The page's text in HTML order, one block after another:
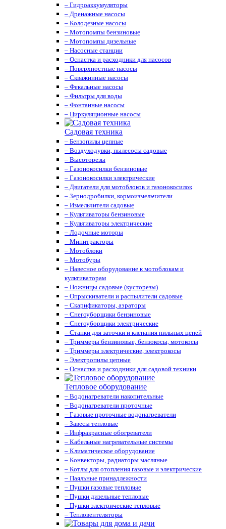
– Гидроаккумуляторы
– Дренажные насосы
– Колодезные насосы
– Мотопомпы бензиновые
– Мотопомпы дизельные
– Насосные станции
– Оснастка и расходники для насосов
– Поверхностные насосы
– Скважинные насосы
– Фекальные насосы
– Фильтры для воды
– Фонтанные насосы
– Циркуляционные насосы
Садовая техника
– Бензопилы цепные
– Воздуходувки, пылесосы садовые
– Высоторезы
– Газонокосилки бензиновые
– Газонокосилки электрические
– Двигатели для мотоблоков и газонокосилок
– Зернодробилки, кормоизмельчители
– Измельчители садовые
– Культиваторы бензиновые
– Культиваторы электрические
– Лодочные моторы
– Минитракторы
– Мотоблоки
– Мотобуры
– Навесное оборудование к мотоблокам и
культиваторам
– Ножницы садовые (кусторезы)
– Опрыскиватели и распылители садовые
– Скарификаторы, аэраторы
– Снегоуборщики бензиновые
– Снегоуборщики электрические
– Станки для заточки и клепания пильных цепей
– Триммеры бензиновые, бензокосы, мотокосы
– Триммеры электрические, электрокосы
– Электропилы цепные
– Оснастка и расходники для садовой техники
Тепловое оборудование
– Водонагреватели накопительные
– Водонагреватели проточные
– Газовые проточные водонагреватели
– Завесы тепловые
– Инфракрасные обогреватели
– Кабельные нагревательные системы
– Климатическое оборудование
– Конвекторы, радиаторы масляные
– Котлы для отопления газовые и электрические
– Паяльные принадлежности
– Пушки газовые тепловые
– Пушки дизельные тепловые
– Пушки электрические тепловые
– Тепловентеляторы